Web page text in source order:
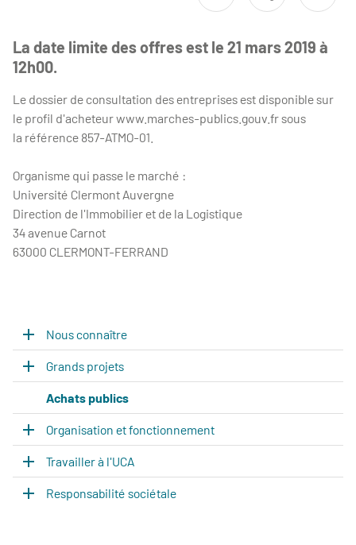
La date limite des offres est le 21 mars 2019 à
12h00.
Le dossier de consultation des entreprises est disponible sur
le profil d'acheteur www.marches-publics.gouv.fr sous
la référence 857-ATMO-01.
Organisme qui passe le marché :
Université Clermont Auvergne
Direction de l'Immobilier et de la Logistique
34 avenue Carnot
63000 CLERMONT-FERRAND
Nous connaître
Grands projets
Achats publics
Organisation et fonctionnement
Travailler à l'UCA
Responsabilité sociétale